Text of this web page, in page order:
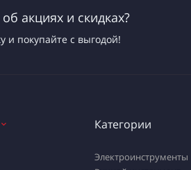
акциях и скидках?
и покупайте с выгодой!
Категории
Электроинструменты